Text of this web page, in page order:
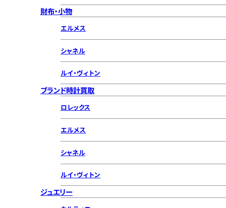
財布・小物
エルメス
シャネル
ルイ・ヴィトン
ブランド時計買取
ロレックス
エルメス
シャネル
ルイ・ヴィトン
ジュエリー